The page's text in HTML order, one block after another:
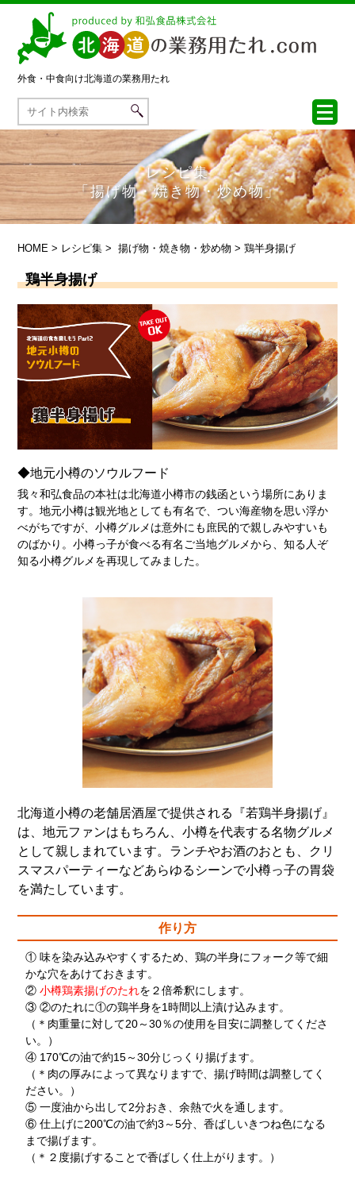
外食・中食向け北海道の業務用たれ
レシピ集
「揚げ物・焼き物・炒め物」
HOME > レシピ集 >揚げ物・焼き物・炒め物 > 鶏半身揚げ
鶏半身揚げ
◆地元小樽のソウルフード
我々和弘食品の本社は北海道小樽市の銭函という場所にありま
す。地元小樽は観光地としても有名で、つい海産物を思い浮か
べがちですが、小樽グルメは意外にも庶民的で親しみやすいも
のばかり。小樽っ子が食べる有名ご当地グルメから、知る人ぞ
知る小樽グルメを再現してみました。
北海道小樽の老舗居酒屋で提供される『若鶏半身揚げ』
は、地元ファンはもちろん、小樽を代表する名物グルメ
として親しまれています。ランチやお酒のおとも、クリ
スマスパーティーなどあらゆるシーンで小樽っ子の胃袋
を満たしています。
作り方
① 味を染み込みやすくするため、鶏の半身にフォーク等で細
かな穴をあけておきます。
②小樽鶏素揚げのたれを２倍希釈にします。
③ ②のたれに①の鶏半身を1時間以上漬け込みます。
（＊肉重量に対して20～30％の使用を目安に調整してくださ
い。）
④ 170℃の油で約15～30分じっくり揚げます。
（＊肉の厚みによって異なりますで、揚げ時間は調整してく
ださい。）
⑤ 一度油から出して2分おき、余熱で火を通します。
⑥ 仕上げに200℃の油で約3～5分、香ばしいきつね色になる
まで揚げます。
（＊２度揚げすることで香ばしく仕上がります。）